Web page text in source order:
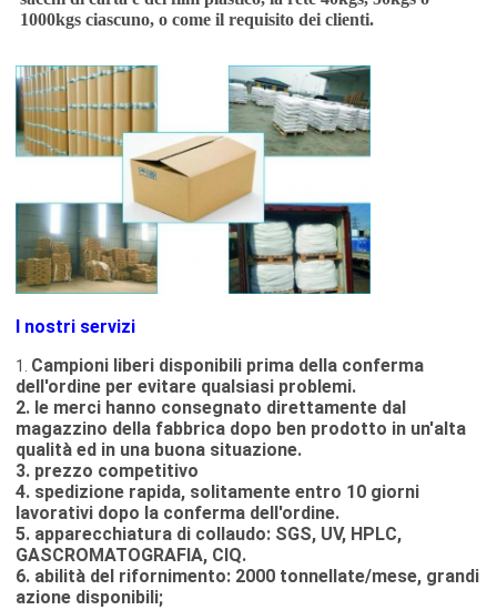
1000kgs ciascuno, o come il requisito dei clienti.
I nostri servizi
1. Campioni liberi disponibili prima della conferma
dell'ordine per evitare qualsiasi problemi.
2. le merci hanno consegnato direttamente dal
magazzino della fabbrica dopo ben prodotto in un'alta
qualità ed in una buona situazione.
3. prezzo competitivo
4. spedizione rapida, solitamente entro 10 giorni
lavorativi dopo la conferma dell'ordine.
5. apparecchiatura di collaudo: SGS, UV, HPLC,
GASCROMATOGRAFIA, CIQ.
6. abilità del rifornimento: 2000 tonnellate/mese, grandi
azione disponibili;